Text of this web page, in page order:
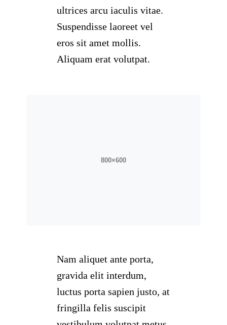
ultrices arcu iaculis vitae.
Suspendisse laoreet vel
eros sit amet mollis.
Aliquam erat volutpat.
Nam aliquet ante porta,
gravida elit interdum,
luctus porta sapien justo, at
fringilla felis suscipit